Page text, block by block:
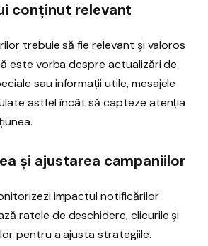
conținut relevant
trebuie să fie relevant și valoros
este vorba despre actualizări de
sau informații utile, mesajele
astfel încât să capteze atenția
și ajustarea campaniilor
impactul notificărilor
ratele de deschidere, clicurile și
pentru a ajusta strategiile.